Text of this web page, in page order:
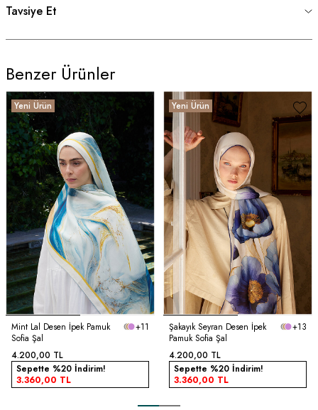
Tavsiye Et
Benzer Ürünler
Yeni Ürün
Mint Lal Desen İpek Pamuk
Sofia Şal
+11
4.200,00 TL
Sepette %20 İndirim!
3.360,00 TL
Yeni Ürün
Şakayık Seyran Desen İpek
Pamuk Sofia Şal
+13
4.200,00 TL
Sepette %20 İndirim!
3.360,00 TL